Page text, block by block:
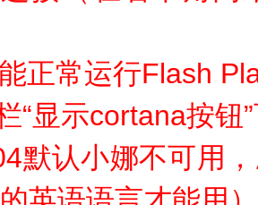
正常运行Flash
“显示cortana按钮
默认小娜不可用